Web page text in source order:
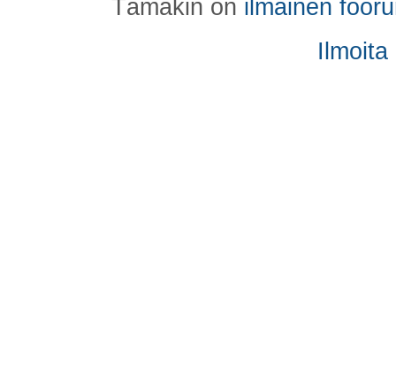
Tämäkin on ilmainen